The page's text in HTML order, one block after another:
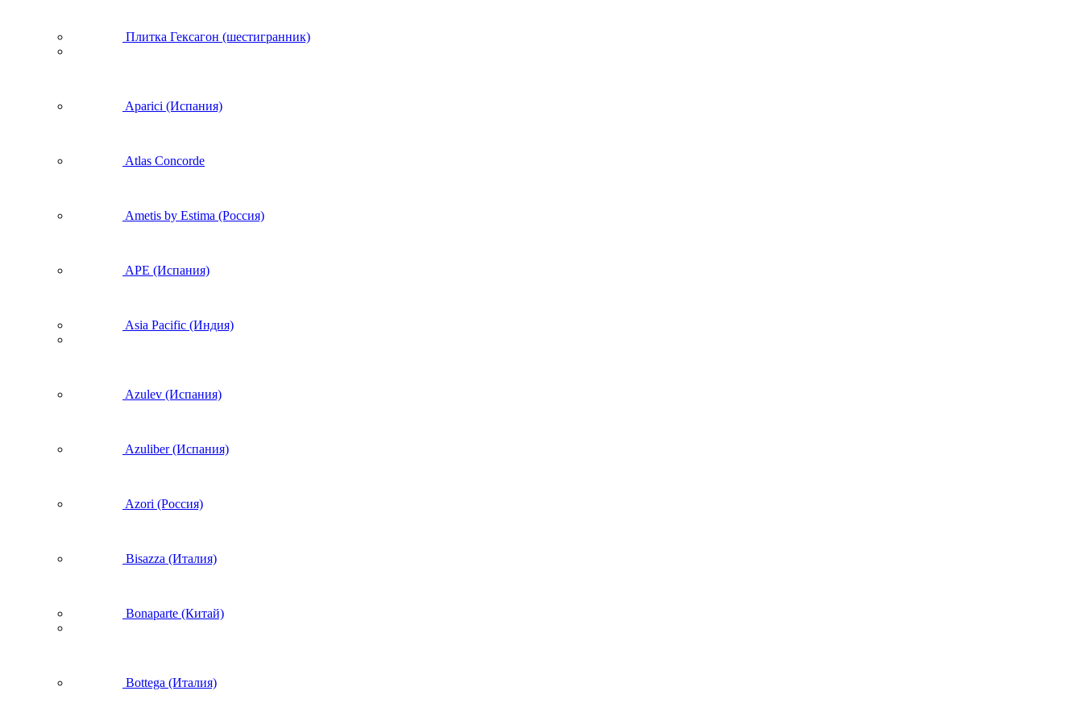
Плитка Гексагон (шестигранник)
Aparici (Испания)
Atlas Concorde
Ametis by Estima (Россия)
APE (Испания)
Asia Pacific (Индия)
Azulev (Испания)
Azuliber (Испания)
Azori (Россия)
Bisazza (Италия)
Bonaparte (Китай)
Bottega (Италия)